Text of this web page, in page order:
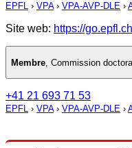
EPFL › VPA› VPA-AVP-DLE ›
Site web: https://
Membre Commission
+41 21 693 71 53
EPFL › VPA› VPA-AVP-DLE ›